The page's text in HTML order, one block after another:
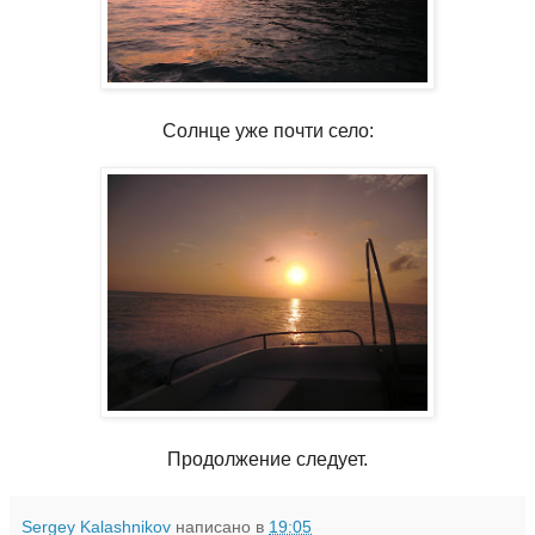
Солнце уже почти село:
Продолжение следует.
Sergey Kalashnikov написано в 19:05